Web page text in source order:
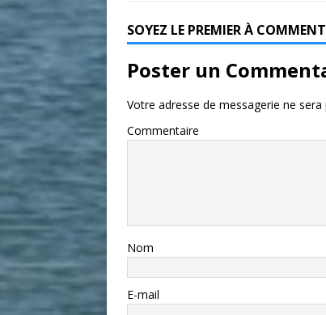
SOYEZ LE PREMIER À
Poster un
Votre adresse de messagerie ne sera
Commentaire
Nom
E-mail